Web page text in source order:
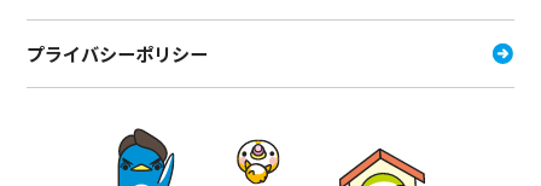
プライバシーポリシー